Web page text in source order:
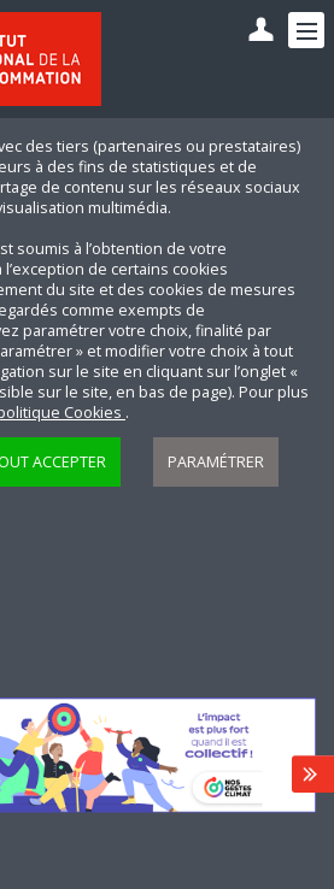
des tiers (partenaires ou prestataires)
à des fins de statistiques et de
de contenu sur les réseaux sociaux
multimédia.
soumis à l’obtention de votre
de certains cookies
du site et des cookies de mesures
comme exempts de
paramétrer votre choix, finalité par
» et modifier votre choix à tout
sur le site en cliquant sur l’onglet «
sur le site, en bas de page). Pour plus
Cookies .
ACCEPTER PARAMÉTRER